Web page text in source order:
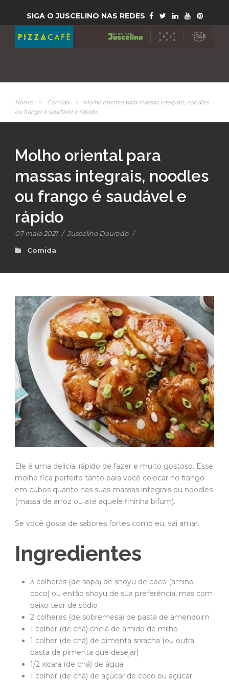
SIGA O JUSCELINO NAS REDES
Home > Comida >
Molho oriental para massas integrais, noodles
ou frango é saudável e rápido
Molho oriental para
massas integrais, noodles
ou frango é saudável e
rápido
07 maio 2021 / Juscelino Dourado /
Comida
Ele é uma delicia, rápido de fazer e muito gostoso. Esse
molho fica perfeito tanto para você colocar no frango
em cubos quanto nas suas massas integrais ou noodles
(massa de arroz ou até aquele fininha bifum).
Se você gosta de sabores fortes como eu, vai amar.
Ingredientes
3 colheres (de sopa) de shoyu de coco (amino
coco) ou então shoyu de sua preferência, mas com
baixo teor de sódio
2 colheres (de sobremesa) de pasta de amendoim
1 colher (de chá) cheia de amido de milho
1 colher (de chá) de pimenta sriracha (ou outra
pasta de pimenta que desejar)
1/2 xicara (de chá) de água
1 colher (de chá) de açúcar de coco ou açúcar